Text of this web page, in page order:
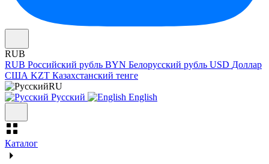
RUB
RUB Российский рубль BYN Белорусский рубль USD Доллар
США KZT Казахстанский тенге
RU
Русский
English
Каталог